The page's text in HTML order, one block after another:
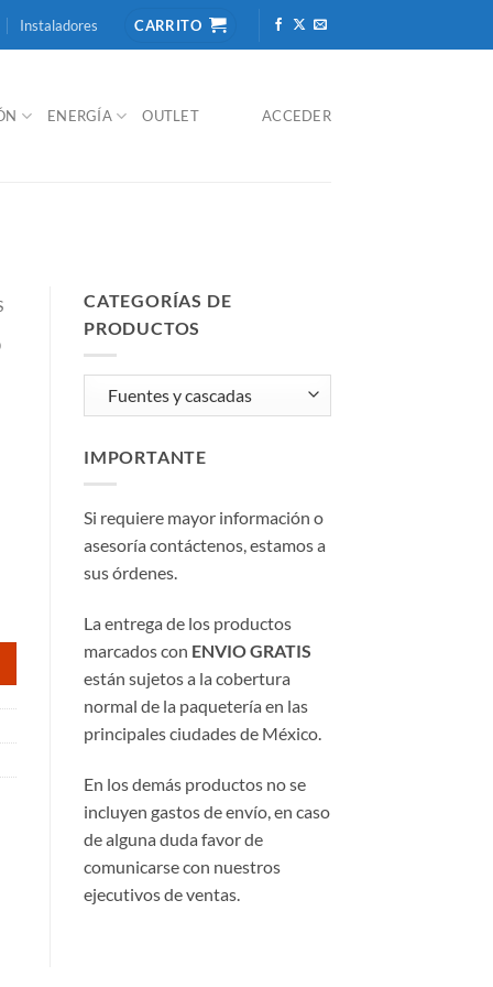
Instaladores CARRITO
ENERGÍA OUTLET ACCEDER
CATEGORÍAS DE
PRODUCTOS
IMPORTANTE
Si requiere mayor información o
asesoría contáctenos, estamos a
sus órdenes.
La entrega de los productos
marcados con ENVIO GRATIS
están sujetos a la cobertura
normal de la paquetería en las
principales ciudades de México.
En los demás productos no se
incluyen gastos de envío, en caso
de alguna duda favor de
comunicarse con nuestros
ejecutivos de ventas.